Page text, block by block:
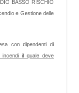
BASSO RISCHIO
e Gestione delle
con dipendenti di
incendi il quale deve